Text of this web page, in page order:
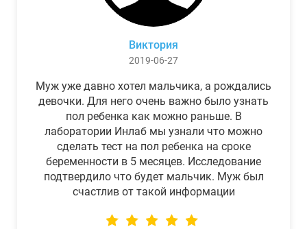
Виктория
2019-06-27
Муж уже давно хотел мальчика, а рождались
девочки. Для него очень важно было узнать
пол ребенка как можно раньше. В
лаборатории Инлаб мы узнали что можно
сделать тест на пол ребенка на сроке
беременности в 5 месяцев. Исследование
подтвердило что будет мальчик. Муж был
счастлив от такой информации